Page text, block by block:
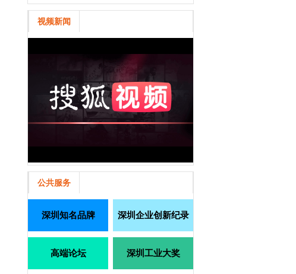
视频新闻
公共服务
深圳知名品牌 深圳企业创新纪录
高端论坛 深圳工业大奖